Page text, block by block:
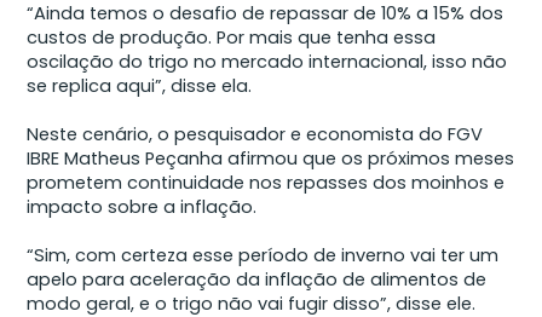
“Ainda temos o desafio de repassar de 10% a 15% dos
custos de produção. Por mais que tenha essa
oscilação do trigo no mercado internacional, isso não
se replica aqui”, disse ela.
Neste cenário, o pesquisador e economista do FGV
IBRE Matheus Peçanha afirmou que os próximos meses
prometem continuidade nos repasses dos moinhos e
impacto sobre a inflação.
“Sim, com certeza esse período de inverno vai ter um
apelo para aceleração da inflação de alimentos de
modo geral, e o trigo não vai fugir disso”, disse ele.